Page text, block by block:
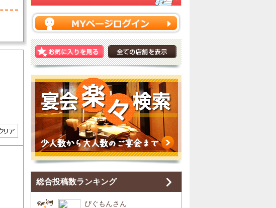
総合投稿数ランキング
ぴぐもんさん